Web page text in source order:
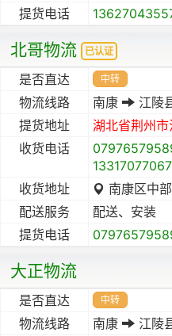
提货电话
北哥物流 已认证
是否直达 中转
物流线路 南康
江陵
提货地址
湖北省荆州市
收货电话
收货地址
南康区中
配送服务
配送、安装
提货电话
大正物流
是否直达 中转
物流线路 南康 江陵